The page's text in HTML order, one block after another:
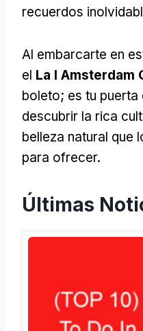
recuerdos
Al embarcarte en
el La I Amsterdam
boleto; es tu puerta
descubrir la rica
belleza natural que
para ofrecer.
Últimas